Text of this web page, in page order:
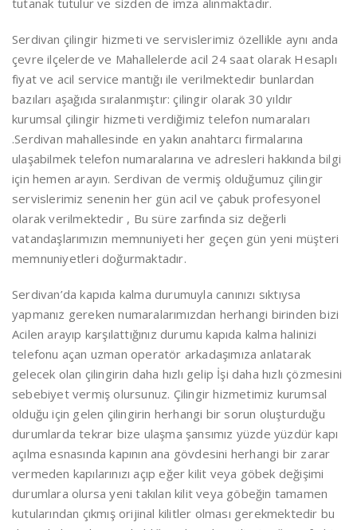
tutanak tutulur ve sizden de imza alınmaktadır.
Serdivan çilingir hizmeti ve servislerimiz özellikle aynı anda
çevre ilçelerde ve Mahallelerde acil 24 saat olarak Hesaplı
fiyat ve acil service mantığı ile verilmektedir bunlardan
bazıları aşağıda sıralanmıştır: çilingir olarak 30 yıldır
kurumsal çilingir hizmeti verdiğimiz telefon numaraları
.Serdivan mahallesinde en yakın anahtarcı firmalarına
ulaşabilmek telefon numaralarına ve adresleri hakkında bilgi
için hemen arayın. Serdivan de vermiş olduğumuz çilingir
servislerimiz senenin her gün acil ve çabuk profesyonel
olarak verilmektedir , Bu süre zarfında siz değerli
vatandaşlarımızın memnuniyeti her geçen gün yeni müşteri
memnuniyetleri doğurmaktadır.
Serdivan’da kapıda kalma durumuyla canınızı sıktıysa
yapmanız gereken numaralarımızdan herhangi birinden bizi
Acilen arayıp karşılattığınız durumu kapıda kalma halinizi
telefonu açan uzman operatör arkadaşımıza anlatarak
gelecek olan çilingirin daha hızlı gelip İşi daha hızlı çözmesini
sebebiyet vermiş olursunuz. Çilingir hizmetimiz kurumsal
olduğu için gelen çilingirin herhangi bir sorun oluşturduğu
durumlarda tekrar bize ulaşma şansımız yüzde yüzdür kapı
açılma esnasında kapının ana gövdesini herhangi bir zarar
vermeden kapılarınızı açıp eğer kilit veya göbek değişimi
durumlara olursa yeni takılan kilit veya göbeğin tamamen
kutularından çıkmış orijinal kilitler olması gerekmektedir bu